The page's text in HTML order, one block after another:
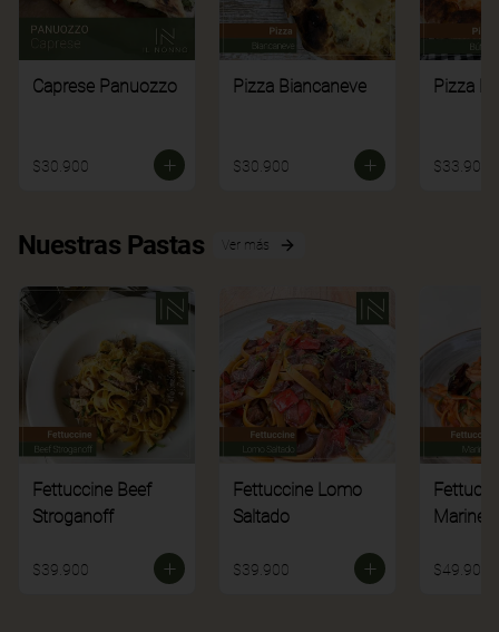
Caprese Panuozzo
$30.900
Pizza Biancaneve
$30.900
Pizza
$33.900
Nuestras Pastas Ver más
Fettuccine Beef
Stroganoff
$39.900
Fettuccine Lomo
Saltado
$39.900
Marinera
$49.900